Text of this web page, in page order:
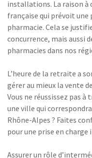
installations. La raison à
française qui prévoit
pharmacie. Cela se
concurrence, mais aussi
pharmacies dans nos
L’heure de la retraite a
gérer au mieux la vente
Vous ne réussissez pas à
une ville qui
Rhône-Alpes ? Faites
pour une prise en
Assurer un rôle